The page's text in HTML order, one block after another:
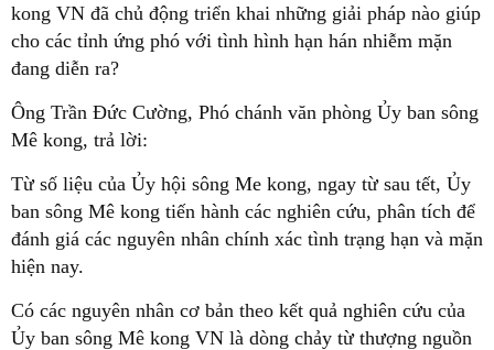
kong VN đã chủ động triển khai những giải pháp nào giúp
cho các tỉnh ứng phó với tình hình hạn hán nhiễm mặn
đang diễn ra?
Ông Trần Đức Cường, Phó chánh văn phòng Ủy ban sông
Mê kong, trả lời:
Từ số liệu của Ủy hội sông Me kong, ngay từ sau tết, Ủy
ban sông Mê kong tiến hành các nghiên cứu, phân tích để
đánh giá các nguyên nhân chính xác tình trạng hạn và mặn
hiện nay.
Có các nguyên nhân cơ bản theo kết quả nghiên cứu của
Ủy ban sông Mê kong VN là dòng chảy từ thượng nguồn